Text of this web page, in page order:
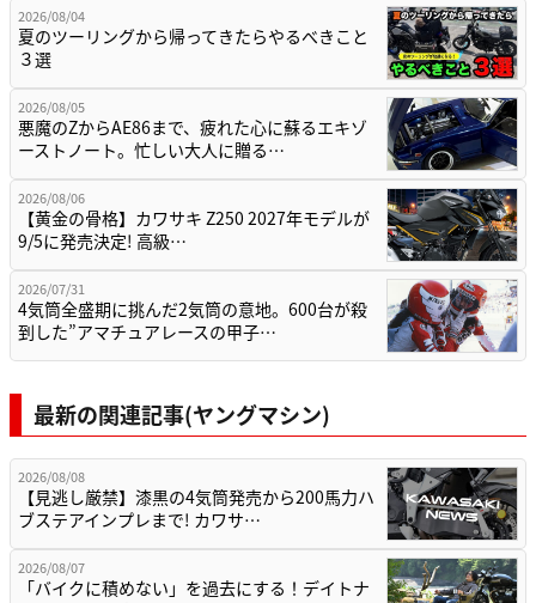
2026/08/04
夏のツーリングから帰ってきたらやるべきこと
３選
2026/08/05
悪魔のZからAE86まで、疲れた心に蘇るエキゾ
ーストノート。忙しい大人に贈る…
2026/08/06
【黄金の骨格】カワサキ Z250 2027年モデルが
9/5に発売決定! 高級…
2026/07/31
4気筒全盛期に挑んだ2気筒の意地。600台が殺
到した”アマチュアレースの甲子…
最新の関連記事(ヤングマシン)
2026/08/08
【見逃し厳禁】漆黒の4気筒発売から200馬力ハ
ブステアインプレまで! カワサ…
2026/08/07
「バイクに積めない」を過去にする！デイトナ